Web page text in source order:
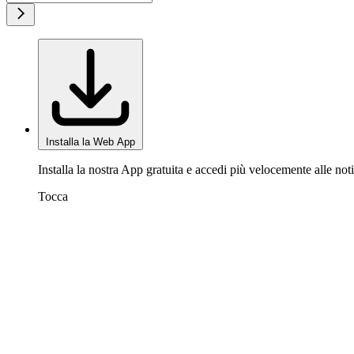
Installa la Web App
Installa la nostra App gratuita e accedi più velocemente alle
Tocca